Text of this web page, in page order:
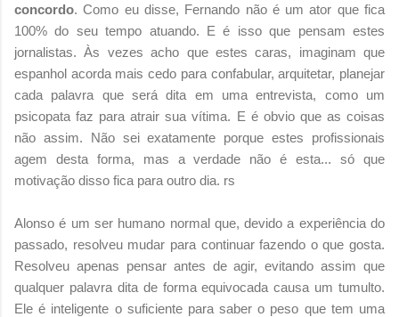
concordo. Como eu disse, Fernando não é um ator que fica
100% do seu tempo atuando. E é isso que pensam estes
jornalistas. Às vezes acho que estes caras, imaginam que
espanhol acorda mais cedo para confabular, arquitetar, planejar
cada palavra que será dita em uma entrevista, como um
psicopata faz para atrair sua vítima. E é obvio que as coisas
não assim. Não sei exatamente porque estes profissionais
agem desta forma, mas a verdade não é esta... só que
motivação disso fica para outro dia. rs
Alonso é um ser humano normal que, devido a experiência do
passado, resolveu mudar para continuar fazendo o que gosta.
Resolveu apenas pensar antes de agir, evitando assim que
qualquer palavra dita de forma equivocada causa um tumulto.
Ele é inteligente o suficiente para saber o peso que tem uma